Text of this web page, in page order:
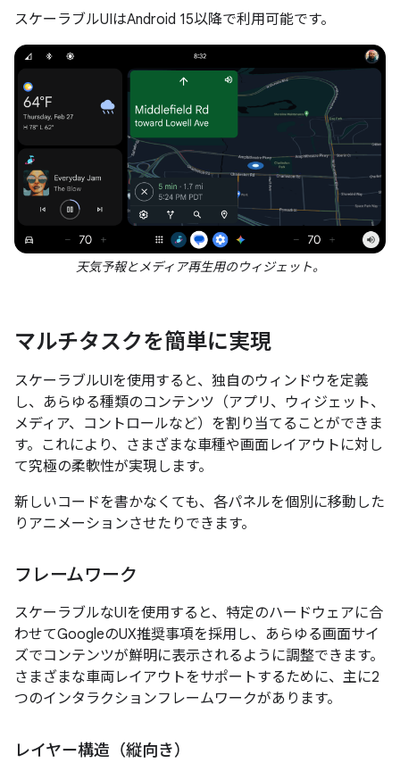
スケーラブルUIはAndroid 15以降で利用可能です。
天気予報とメディア再生用のウィジェット。
マルチタスクを簡単に実現
スケーラブルUIを使用すると、独自のウィンドウを定義
し、あらゆる種類のコンテンツ（アプリ、ウィジェット、
メディア、コントロールなど）を割り当てることができま
す。これにより、さまざまな車種や画面レイアウトに対し
て究極の柔軟性が実現します。
新しいコードを書かなくても、各パネルを個別に移動した
りアニメーションさせたりできます。
フレームワーク
スケーラブルなUIを使用すると、特定のハードウェアに合
わせてGoogleのUX推奨事項を採用し、あらゆる画面サイ
ズでコンテンツが鮮明に表示されるように調整できます。
さまざまな車両レイアウトをサポートするために、主に2
つのインタラクションフレームワークがあります。
レイヤー構造（縦向き）